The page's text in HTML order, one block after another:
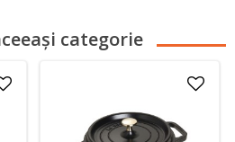
categorie